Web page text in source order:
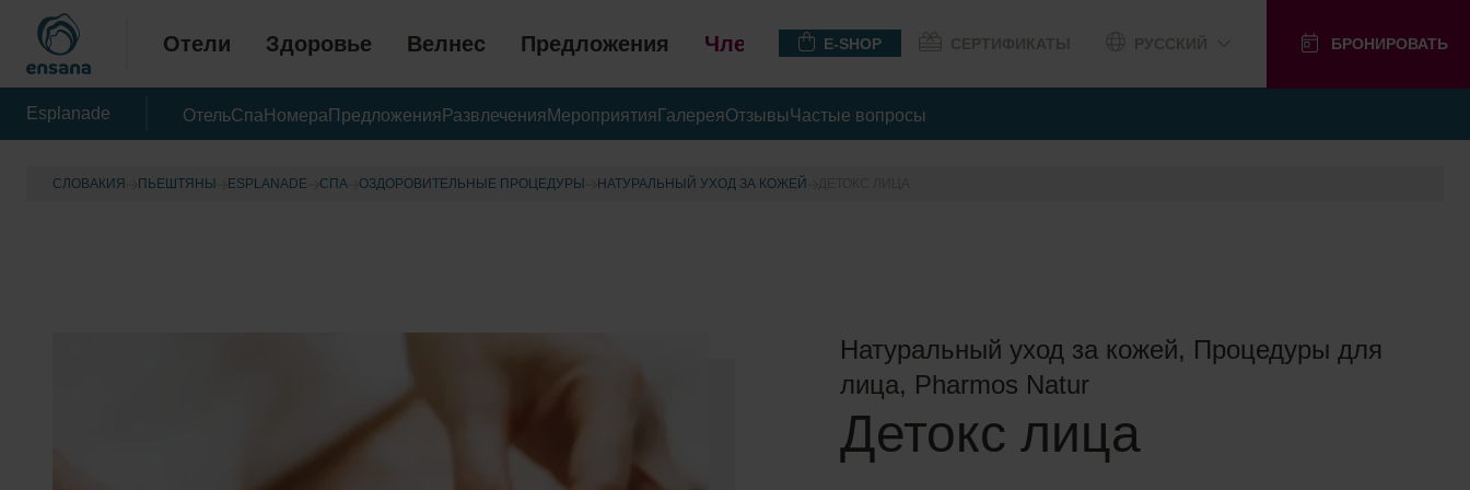
Отели Здоровье Велнес Предложения Членство E-SHOP БРОНИРОВАТЬ
Esplanade ОтельСпа Номера Предложения Развлечения Мероприятия ГалереяОтзывыЧастые вопросы
СЛОВАКИЯ ПЬЕШТЯНЫ ESPLANADE CПА OЗДОРОВИТЕЛЬНЫЕ ПРОЦЕДУРЫ НАТУРАЛЬНЫЙ УХОД ЗА КОЖЕЙ
Натуральный уход за кожей, Процедуры для
лица, Pharmos Natur
Детокс лица